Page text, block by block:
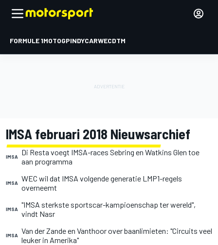
FORMULE 1MOTOGPINDYCARWECDTM
IMSA februari 2018 Nieuwsarchief
IMSA
Di Resta voegt IMSA-races Sebring en Watkins Glen toe
aan programma
IMSA
WEC wil dat IMSA volgende generatie LMP1-regels
overneemt
IMSA
"IMSA sterkste sportscar-kampioenschap ter wereld",
vindt Nasr
IMSA
Van der Zande en Vanthoor over baanlimieten: "Circuits veel
leuker in Amerika"